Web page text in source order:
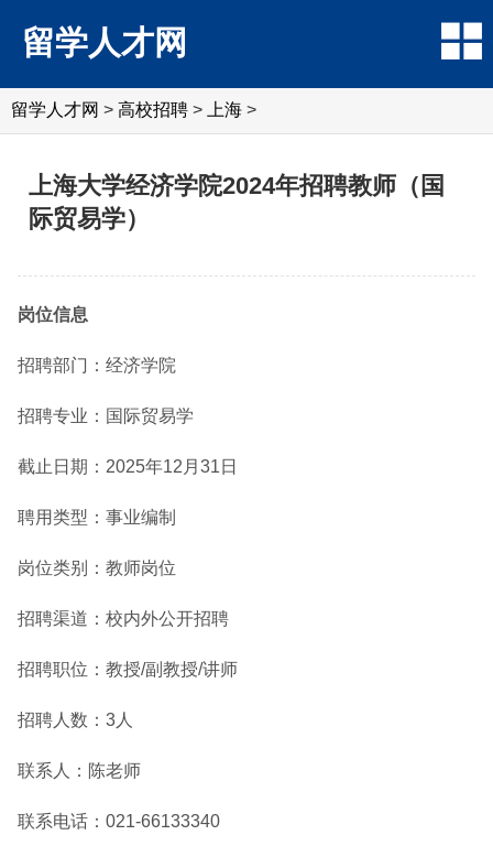
留学人才网
留学人才网 > 高校招聘 > 上海 >
上海大学经济学院2024年招聘教师（国
际贸易学）
岗位信息
招聘部门：经济学院
招聘专业：国际贸易学
截止日期：2025年12月31日
聘用类型：事业编制
岗位类别：教师岗位
招聘渠道：校内外公开招聘
招聘职位：教授/副教授/讲师
招聘人数：3人
联系人：陈老师
联系电话：021-66133340